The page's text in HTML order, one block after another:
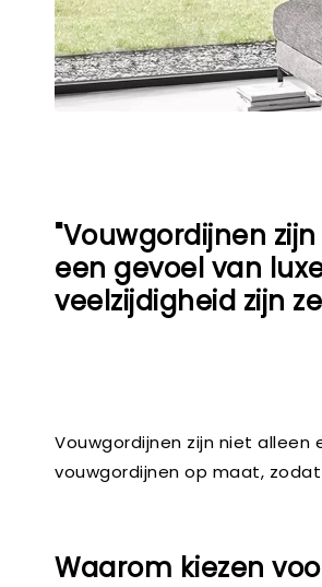
"Vouwgordijnen
een gevoel van
veelzijdigheid zijn
Vouwgordijnen zijn niet alleen
vouwgordijnen op maat,
Waarom kiezen